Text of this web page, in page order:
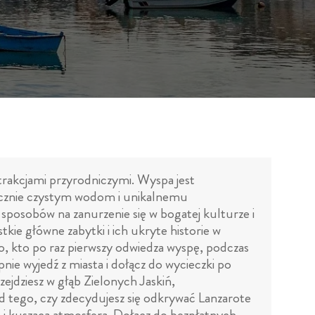
przyrodniczymi. Wyspa jest
czystym wodom i unikalnemu
na zanurzenie się w bogatej kulturze i
główne zabytki i ich ukryte historie w
kto po raz pierwszy odwiedza wyspę, podczas
wyjedź z miasta i dołącz do wycieczki po
w głąb Zielonych Jaskiń,
czy zdecydujesz się odkrywać Lanzarote